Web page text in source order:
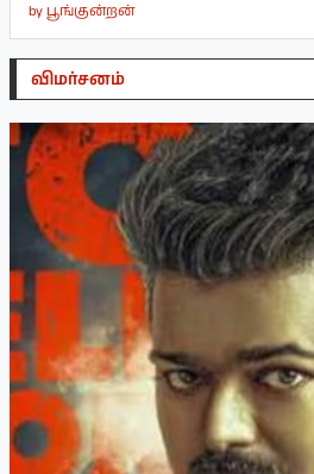
by பூங்குன்றன்
விமர்சனம்